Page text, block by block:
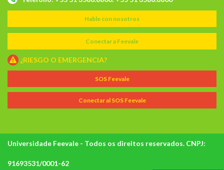
Hable con nosotros
Conectar a Feevale
¿RIESGO O EMERGENCIA?
SOS Feevale
Conectar al SOS Feevale
Universidade Feevale - Todos os direitos reservados. CNPJ:
91693531/0001-62